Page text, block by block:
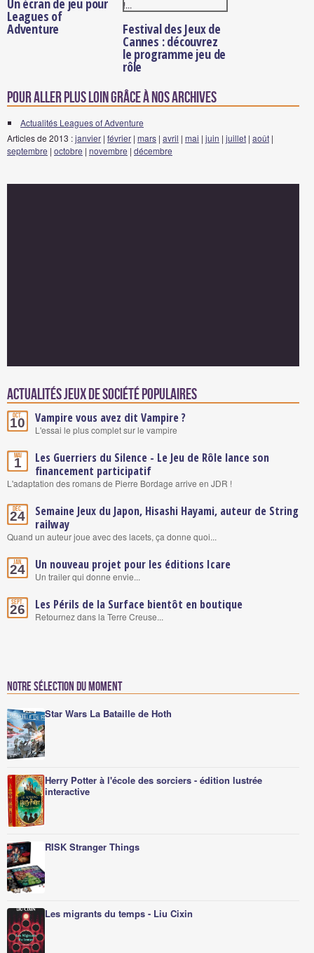
Un écran de jeu pour
Leagues of
Adventure Festival des Jeux de
Cannes : découvrez
le programme jeu de
rôle
Pour aller plus loin grâce à nos archives
Actualités Leagues of Adventure
Articles de 2013 :janvier | février | mars | avril | mai | juin | juillet | août |
septembre | octobre | novembre | décembre
Actualités Jeux de société populaires
Oct.
10 Vampire vous avez dit Vampire ?
L'essai le plus complet sur le vampire
Mai
1
Les Guerriers du Silence - Le Jeu de Rôle lance son
financement participatif
L'adaptation des romans de Pierre Bordage arrive en JDR !
Déc.
24
Semaine Jeux du Japon, Hisashi Hayami, auteur de String
railway
Quand un auteur joue avec des lacets, ça donne quoi...
Jan.
24 Un nouveau projet pour les éditions Icare
Un trailer qui donne envie...
Sept.
26 Les Périls de la Surface bientôt en boutique
Retournez dans la Terre Creuse...
Notre sélection du moment
Star Wars La Bataille de Hoth
Herry Potter à l'école des sorciers - édition lustrée
interactive
RISK Stranger Things
Les migrants du temps - Liu Cixin